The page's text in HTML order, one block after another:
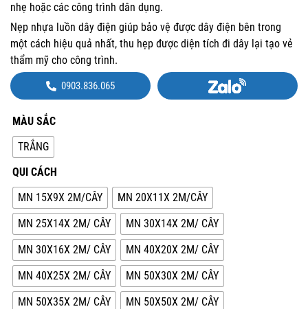
nhẹ hoặc các công trình dân dụng.
Nẹp nhựa luồn dây điện giúp bảo vệ được dây điện bên trong
một cách hiệu quả nhất, thu hẹp được diện tích đi dây lại tạo vẻ
thẩm mỹ cho công trình.
0903.836.065
MÀU SẮC
TRẮNG
QUI CÁCH
MN 15X9X 2M/CÂY
MN 20X11X 2M/CÂY
MN 25X14X 2M/ CÂY
MN 30X14X 2M/ CÂY
MN 30X16X 2M/ CÂY
MN 40X20X 2M/ CÂY
MN 40X25X 2M/ CÂY
MN 50X30X 2M/ CÂY
MN 50X35X 2M/ CÂY
MN 50X50X 2M/ CÂY